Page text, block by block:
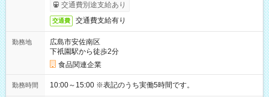
交通費別途支給あり
交通費 交通費支給有り
勤務地
広島市安佐南区
下祇園駅から徒歩2分
食品関連企業
勤務時間 10:00～15:00 ※表記のうち実働5時間です。